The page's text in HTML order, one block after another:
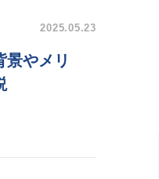
2025.05.23
景やメリ